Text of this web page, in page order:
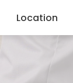
Location